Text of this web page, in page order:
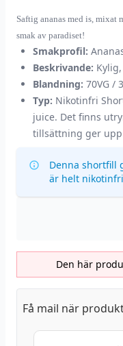
Saftig ananas med is, mixat
smak av paradiset!
Smakprofil:
Beskrivande:
Blandning: 70VG /
Typ: Nikotinfri
juice. Det finns
tillsättning ger
Denna shortfill
är helt
Den här
Få mail när